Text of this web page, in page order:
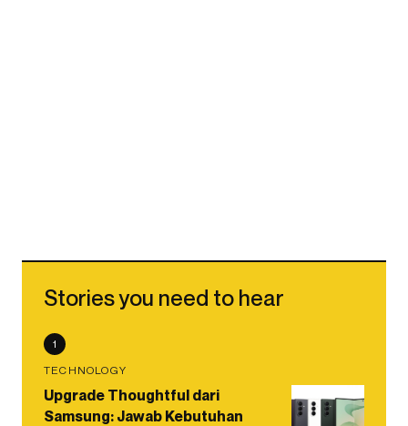
Stories you need to hear
1
TECHNOLOGY
Upgrade Thoughtful dari
Samsung: Jawab Kebutuhan